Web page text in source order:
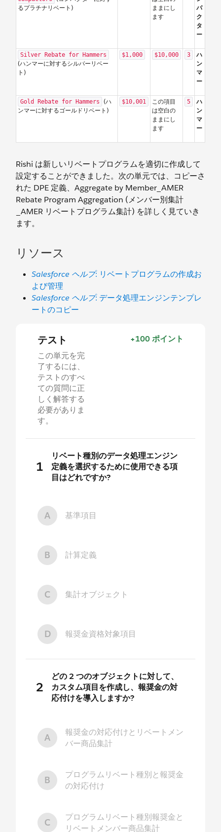
るプラチナリベート)
ままにし
ます
パ
ク
タ
ー
Silver Rebate for Hammers
(ハンマーに対するシルバーリベー
ト)
$1,000 $10,000 3
ハ
ン
マ
ー
Gold Rebate for Hammers
(ハ
ンマーに対するゴールドリベート)
$10,001
この項目
は空白の
ままにし
ます
5
ハ
ン
マ
ー
Rishi は新しいリベートプログラムを適切に作成して
設定することができました。次の単元では、コピーさ
れた DPE 定義、Aggregate by Member_AMER
Rebate Program Aggregation (メンバー別集計
_AMER リベートプログラム集計) を詳しく見ていき
ます。
リソース
Salesforce ヘルプ: リベートプログラムの作成お
よび管理
Salesforce ヘルプ: データ処理エンジンテンプレ
ートのコピー